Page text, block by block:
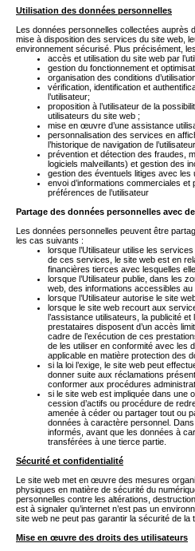
Utilisation des données personnelles
Les données personnelles collectées auprès
mise à disposition des services du site web,
environnement sécurisé. Plus précisément,
accès et utilisation du site web par
gestion du fonctionnement et
organisation des conditions
vérification, identification et
l’utilisateur;
proposition à l’utilisateur de la
utilisateurs du site web ;
mise en œuvre d’une assistance
personnalisation des services en
l’historique de navigation de
prévention et détection des fraudes,
logiciels malveillants) et gestion des
gestion des éventuels litiges avec les
envoi d’informations commerciales et
préférences de l’utilisateur
Partage des données personnelles avec
Les données personnelles peuvent être
les cas suivants :
lorsque l’Utilisateur utilise les
de ces services, le site web est en
financières tierces avec lesquelles
lorsque l’Utilisateur publie, dans les
web, des informations accessibles au
lorsque l’Utilisateur autorise le site
lorsque le site web recourt aux
l’assistance utilisateurs, la publicité
prestataires disposent d’un accès
cadre de l’exécution de ces
de les utiliser en conformité avec les
applicable en matière protection des
si la loi l’exige, le site web peut
donner suite aux réclamations
conformer aux procédures
si le site web est impliquée dans une
cession d’actifs ou procédure de
amenée à céder ou partager tout ou
données à caractère personnel.
informés, avant que les données à
transférées à une tierce partie.
Sécurité et confidentialité
Le site web met en œuvre des mesures
physiques en matière de sécurité du
personnelles contre les altérations,
est à signaler qu’internet n’est pas un
site web ne peut pas garantir la sécurité de la
Mise en œuvre des droits des utilisateurs